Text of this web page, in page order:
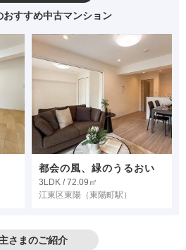
おすすめ中古マンション
都会の風、緑のうるおい
3LDK / 72.09㎡
江東区東陽 （東陽町駅）
さまのご紹介